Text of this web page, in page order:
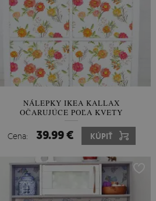
NÁLEPKY IKEA KALLAX
OČARUJÚCE POĽA KVETY
Cena: 39.99 € KÚPIŤ